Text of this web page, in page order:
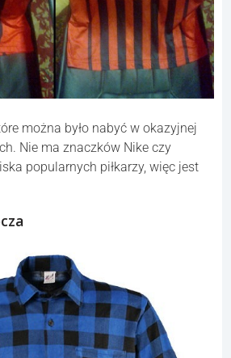
można było nabyć w okazyjnej
Nie ma znaczków Nike czy
popularnych piłkarzy, więc jest